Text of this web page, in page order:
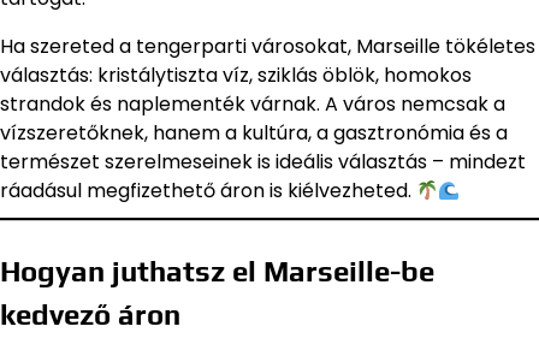
Ha szereted a tengerparti városokat, Marseille tökéletes
választás: kristálytiszta víz, sziklás öblök, homokos
strandok és naplementék várnak. A város nemcsak a
vízszeretőknek, hanem a kultúra, a gasztronómia és a
természet szerelmeseinek is ideális választás – mindezt
ráadásul megfizethető áron is kiélvezheted.
Hogyan juthatsz el Marseille-be
kedvező áron